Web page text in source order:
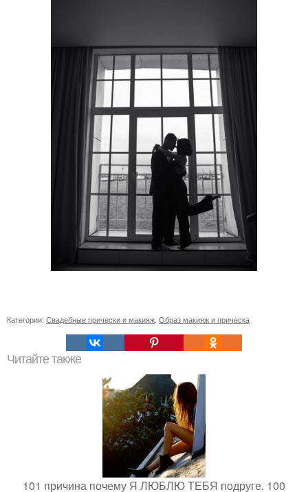
Категории: Свадебные прически и макияж Образ макияж и прическа
Читайте также
101 причина почему Я ЛЮБЛЮ ТЕБЯ подруге. 100